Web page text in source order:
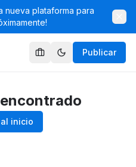
nueva plataforma para
Publicar
inicio